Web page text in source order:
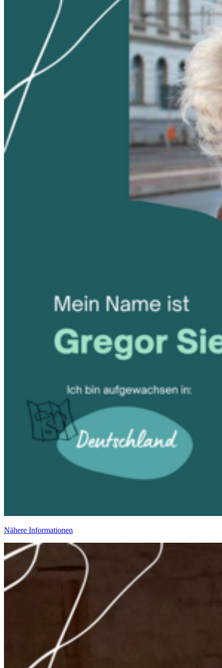
Nähere Informationen